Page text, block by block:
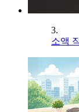
3.
소액